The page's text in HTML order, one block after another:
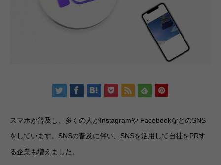
スマホが普及し、多くの人がInstagramや FacebookなどのSNS
をしています。SNSの普及に伴い、SNSを活用して自社をPRす
る企業も増えました。